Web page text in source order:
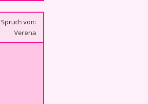
Spruch von:
Verena